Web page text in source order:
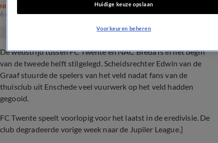
NIEUWS
6 mei 2018, 15:48
De wedstrijd tussen FC Twente en NAC Breda is in het begin
van de tweede helft stilgelegd. Scheidsrechter Edwin van de
Graaf stuurde de spelers van het veld nadat fans van de
thuisclub uit Enschede veel vuurwerk op het veld hadden
gegooid.
FC Twente speelt voorlopig voor het laatst in de eredivisie. De
club degradeerde vorige week naar de Jupiler League.]
Huidige keuze opslaan
Voorkeuren beheren